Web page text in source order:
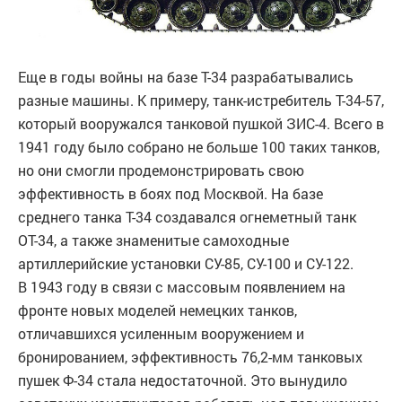
Еще в годы войны на базе Т-34 разрабатывались
разные машины. К примеру, танк-истребитель Т-34-57,
который вооружался танковой пушкой ЗИС-4. Всего в
1941 году было собрано не больше 100 таких танков,
но они смогли продемонстрировать свою
эффективность в боях под Москвой. На базе
среднего танка Т-34 создавался огнеметный танк
ОТ-34, а также знаменитые самоходные
артиллерийские установки СУ-85, СУ-100 и СУ-122.
В 1943 году в связи с массовым появлением на
фронте новых моделей немецких танков,
отличавшихся усиленным вооружением и
бронированием, эффективность 76,2-мм танковых
пушек Ф-34 стала недостаточной. Это вынудило